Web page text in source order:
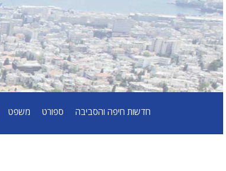
חדשות חיפה והסביבה ספורט משפט